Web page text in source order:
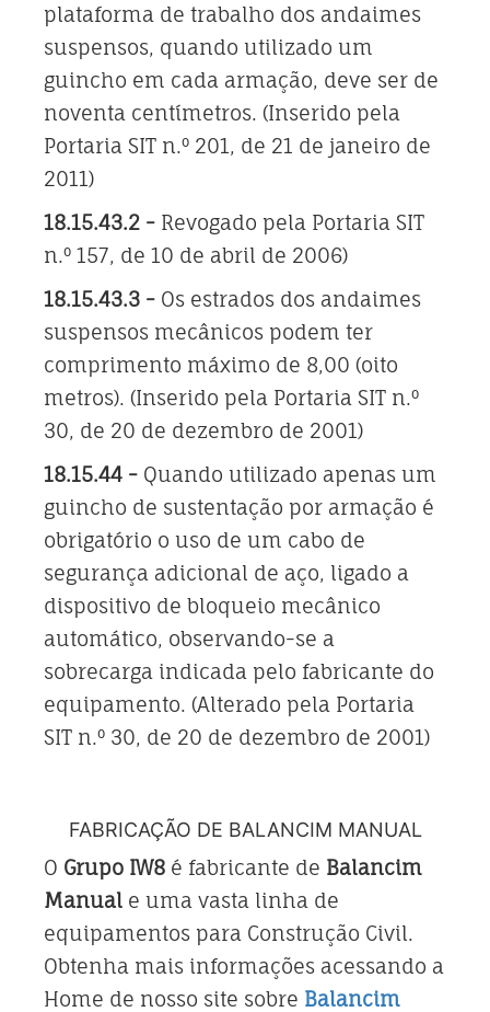
plataforma de trabalho dos andaimes
suspensos, quando utilizado um
guincho em cada armação, deve ser de
noventa centímetros. (Inserido pela
Portaria SIT n.º 201, de 21 de janeiro de
2011)
18.15.43.2 - Revogado pela Portaria SIT
n.º 157, de 10 de abril de 2006)
18.15.43.3 - Os estrados dos andaimes
suspensos mecânicos podem ter
comprimento máximo de 8,00 (oito
metros). (Inserido pela Portaria SIT n.º
30, de 20 de dezembro de 2001)
18.15.44 - Quando utilizado apenas um
guincho de sustentação por armação é
obrigatório o uso de um cabo de
segurança adicional de aço, ligado a
dispositivo de bloqueio mecânico
automático, observando-se a
sobrecarga indicada pelo fabricante do
equipamento. (Alterado pela Portaria
SIT n.º 30, de 20 de dezembro de 2001)
FABRICAÇÃO DE BALANCIM MANUAL
O Grupo IW8 é fabricante de Balancim
Manual e uma vasta linha de
equipamentos para Construção Civil.
Obtenha mais informações acessando a
Home de nosso site sobre Balancim